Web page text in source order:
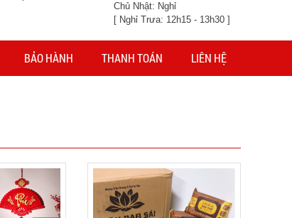
Chủ Nhật: Nghỉ
[ Nghỉ Trưa: 12h15 - 13h30 ]
BẢO HÀNH THANH TOÁN LIÊN HỆ